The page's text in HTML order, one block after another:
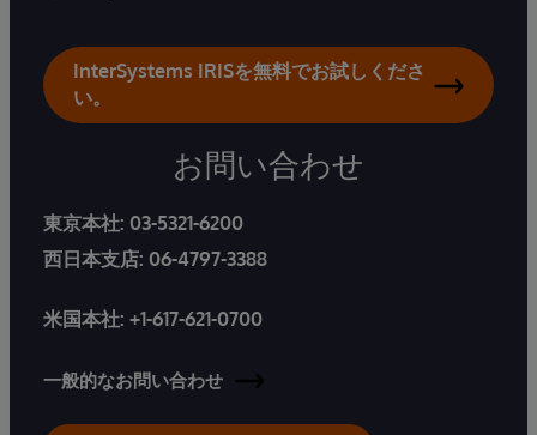
InterSystems IRISを無料でお試しくださ
い。
お問い合わせ
東京本社: 03-5321-6200
西日本支店: 06-4797-3388
米国本社: +1-617-621-0700
一般的なお問い合わせ